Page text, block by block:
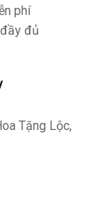
phí
đủ
Tặng Lộc,